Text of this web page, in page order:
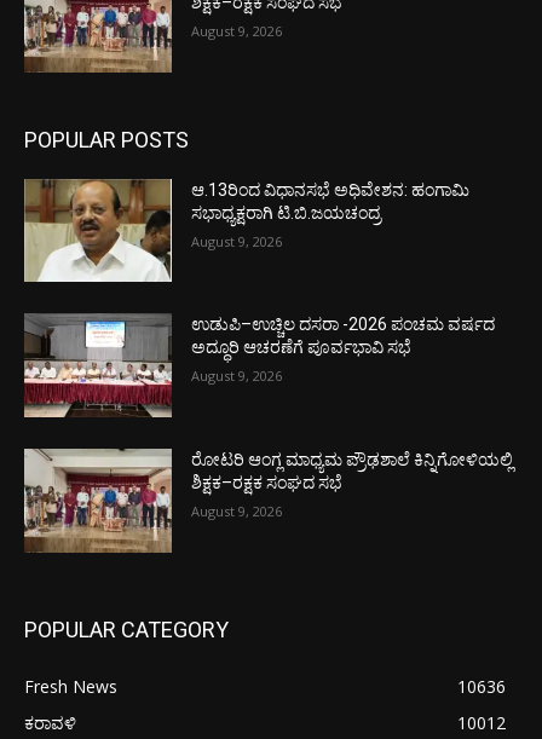
August 9, 2026
POPULAR POSTS
ಆ.13ರಿಂದ ವಿಧಾನಸಭೆ ಅಧಿವೇಶನ: ಹಂಗಾಮಿ
ಸಭಾಧ್ಯಕ್ಷರಾಗಿ ಟಿ.ಬಿ.ಜಯಚಂದ್ರ
August 9, 2026
ಉಡುಪಿ–ಉಚ್ಚಿಲ ದಸರಾ -2026 ಪಂಚಮ ವರ್ಷದ
ಅದ್ಧೂರಿ ಆಚರಣೆಗೆ ಪೂರ್ವಭಾವಿ ಸಭೆ
August 9, 2026
ರೋಟರಿ ಆಂಗ್ಲ ಮಾಧ್ಯಮ ಪ್ರೌಢಶಾಲೆ ಕಿನ್ನಿಗೋಳಿಯಲ್ಲಿ
ಶಿಕ್ಷಕ–ರಕ್ಷಕ ಸಂಘದ ಸಭೆ
August 9, 2026
POPULAR CATEGORY
Fresh News
10636
ಕರಾವಳಿ
10012